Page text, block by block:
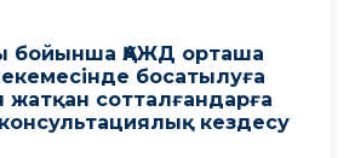
бойынша ҚАЖД орташа
босатылуға
сотталғандарға
кездесу